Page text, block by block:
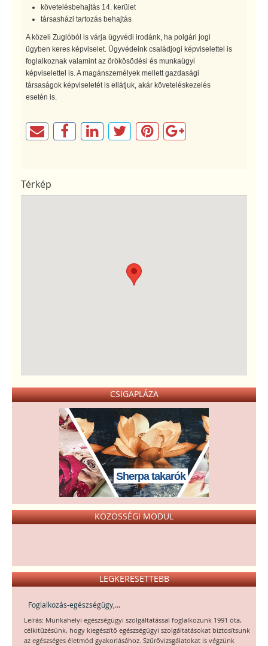
követelésbehajtás 14. kerület
társasházi tartozás behajtás
A közeli Zuglóból is várja ügyvédi irodánk, ha polgári jogi
ügyben keres képviselet. Ügyvédeink családjogi képviselettel is
foglalkoznak valamint az örökösödési és munkaügyi
képviselettel is. A magánszemélyek mellett gazdasági
társaságok képviseletét is ellátjuk, akár követeléskezelés
esetén is.
Térkép
CSIGAPLÁZA
Sherpa takarók
KÖZÖSSÉGI MODUL
LEGKERESETTEBB
Foglalkozás-egészségügy,...
Leírás: Munkahelyi egészségügyi szolgáltatással foglalkozunk 1991 óta,
célkitűzésünk, hogy kiegészítő egészségügyi szolgáltatásokat biztosítsunk
az egészséges életmód gyakorlásához. Szűrővizsgálatokat is végzünk